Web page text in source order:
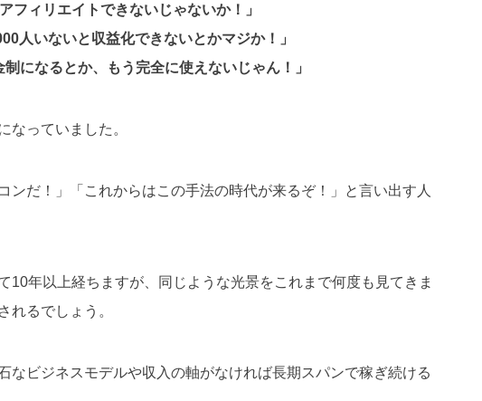
フィリエイトできないじゃないか！」
人いないと収益化できないとかマジか！」
になるとか、もう完全に使えないじゃん！」
なっていました。
ンだ！」「これからはこの手法の時代が来るぞ！」と言い出す人
10年以上経ちますが、同じような光景をこれまで何度も見てきま
れるでしょう。
なビジネスモデルや収入の軸がなければ長期スパンで稼ぎ続ける